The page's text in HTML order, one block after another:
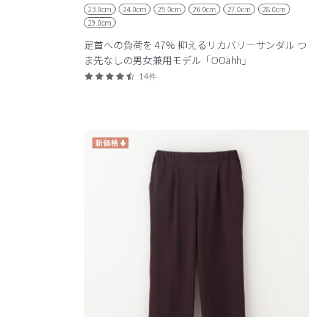
23.0cm 24.0cm 25.0cm 26.0cm 27.0cm
28.0cm
29.0cm
足首への負荷を 47% 抑えるリカバリーサンダル つ
ま先なしの男女兼用モデル「OOahh」
14件